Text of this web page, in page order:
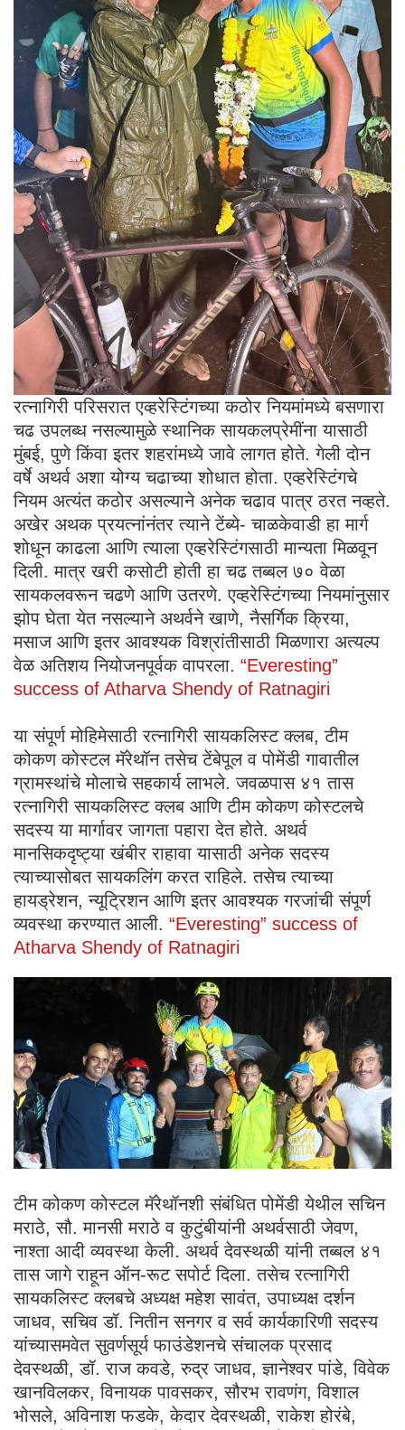
रत्नागिरी परिसरात एव्हरेस्टिंगच्या कठोर नियमांमध्ये बसणारा
चढ उपलब्ध नसल्यामुळे स्थानिक सायकलप्रेमींना यासाठी
मुंबई, पुणे किंवा इतर शहरांमध्ये जावे लागत होते. गेली दोन
वर्षे अथर्व अशा योग्य चढाच्या शोधात होता. एव्हरेस्टिंगचे
नियम अत्यंत कठोर असल्याने अनेक चढाव पात्र ठरत नव्हते.
अखेर अथक प्रयत्नांनंतर त्याने टेंब्ये- चाळकेवाडी हा मार्ग
शोधून काढला आणि त्याला एव्हरेस्टिंगसाठी मान्यता मिळवून
दिली. मात्र खरी कसोटी होती हा चढ तब्बल ७० वेळा
सायकलवरून चढणे आणि उतरणे. एव्हरेस्टिंगच्या नियमांनुसार
झोप घेता येत नसल्याने अथर्वने खाणे, नैसर्गिक क्रिया,
मसाज आणि इतर आवश्यक विश्रांतीसाठी मिळणारा अत्यल्प
वेळ अतिशय नियोजनपूर्वक वापरला. “Everesting”
success of Atharva Shendy of Ratnagiri
या संपूर्ण मोहिमेसाठी रत्नागिरी सायकलिस्ट क्लब, टीम
कोकण कोस्टल मॅरेथॉन तसेच टेंबेपूल व पोमेंडी गावातील
ग्रामस्थांचे मोलाचे सहकार्य लाभले. जवळपास ४१ तास
रत्नागिरी सायकलिस्ट क्लब आणि टीम कोकण कोस्टलचे
सदस्य या मार्गावर जागता पहारा देत होते. अथर्व
मानसिकदृष्ट्या खंबीर राहावा यासाठी अनेक सदस्य
त्याच्यासोबत सायकलिंग करत राहिले. तसेच त्याच्या
हायड्रेशन, न्यूट्रिशन आणि इतर आवश्यक गरजांची संपूर्ण
व्यवस्था करण्यात आली. “Everesting” success of
Atharva Shendy of Ratnagiri
टीम कोकण कोस्टल मॅरेथॉनशी संबंधित पोमेंडी येथील सचिन
मराठे, सौ. मानसी मराठे व कुटुंबीयांनी अथर्वसाठी जेवण,
नाश्ता आदी व्यवस्था केली. अथर्व देवस्थळी यांनी तब्बल ४१
तास जागे राहून ऑन-रूट सपोर्ट दिला. तसेच रत्नागिरी
सायकलिस्ट क्लबचे अध्यक्ष महेश सावंत, उपाध्यक्ष दर्शन
जाधव, सचिव डॉ. नितीन सनगर व सर्व कार्यकारिणी सदस्य
यांच्यासमवेत सुवर्णसूर्य फाउंडेशनचे संचालक प्रसाद
देवस्थळी, डॉ. राज कवडे, रुद्र जाधव, ज्ञानेश्वर पांडे, विवेक
खानविलकर, विनायक पावसकर, सौरभ रावणंग, विशाल
भोसले, अविनाश फडके, केदार देवस्थळी, राकेश होरंबे,